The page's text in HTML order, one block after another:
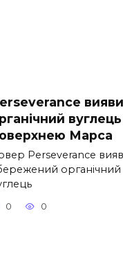
вуглець
Марса
Perseverance
органічний
0 0